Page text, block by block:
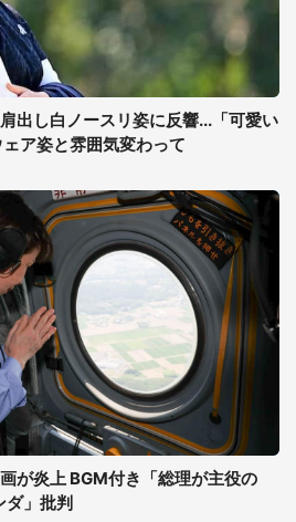
出し白ノースリ姿に反響...「可愛い
ア姿と雰囲気変わって
が炎上 BGM付き「総理が主役の
ダ」批判